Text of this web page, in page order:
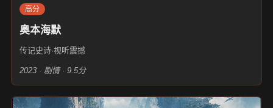
高分
奥本海默
传记史诗·视听震撼
2023 · 剧情 · 9.5分